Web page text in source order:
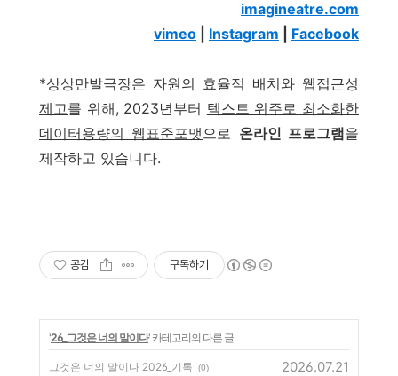
imagineatre.com
vimeo
Instagram Facebook
*상상만발극장은 자원의 효율적 배치와 웹접근성
제고를 위해, 2023년부터 텍스트 위주로 최소화한
데이터용량의 웹표준포맷 으로 온라인 프로그램을
제작하고 있습니다.
공감 구독하기
'26_그것은 너의 말이다' 카테고리의 다른 글
그것은 너의 말이다 2026_기록 (0) 2026.07.21